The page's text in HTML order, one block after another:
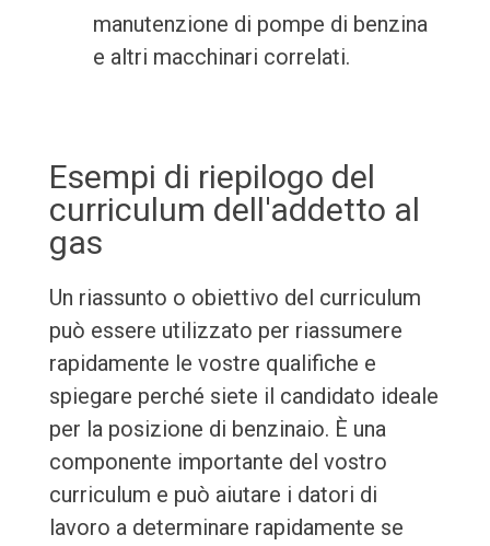
manutenzione di pompe di benzina
e altri macchinari correlati.
Esempi di riepilogo del
curriculum dell'addetto al
gas
Un riassunto o obiettivo del curriculum
può essere utilizzato per riassumere
rapidamente le vostre qualifiche e
spiegare perché siete il candidato ideale
per la posizione di benzinaio. È una
componente importante del vostro
curriculum e può aiutare i datori di
lavoro a determinare rapidamente se